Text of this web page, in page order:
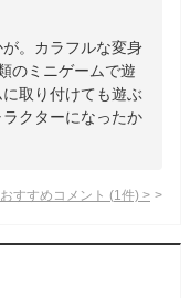
。カラフルな変身
のミニゲームで遊
取り付けても遊ぶ
クターになったか
すすめコメント (1 件) >